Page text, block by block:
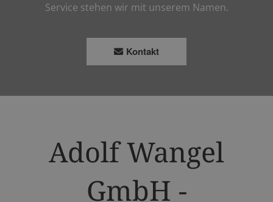
Service stehen wir mit unserem Namen.
Kontakt
Adolf Wangel
GmbH -